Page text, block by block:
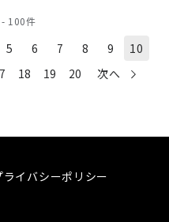
る。GHG排出量の削減だけでは
する取組みや技術への関心が高
年4月に排出枠の取引を活用
議会において正式に採択され
もある。
- 100件
5 6 7 8 9
10
18 19 20 次へ
ライバシーポリシー